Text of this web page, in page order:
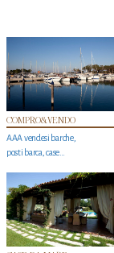
COMPRO&VENDO
AAA vendesi barche,
posti barca, case…